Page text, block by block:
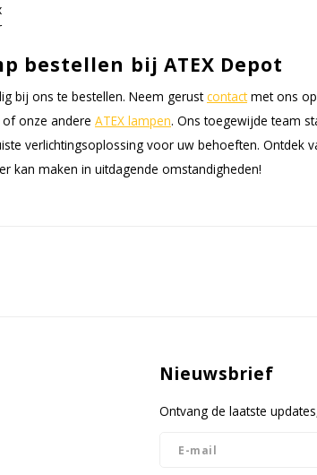
bestellen bij ATEX Depot
bij ons te bestellen. Neem gerustcontactmet ons
onze andere ATEX lampen. Ons toegewijde team
verlichtingsoplossing voor uw behoeften. Ontdek
kan maken in uitdagende omstandigheden!
Nieuwsbrief
Ontvang de laatste